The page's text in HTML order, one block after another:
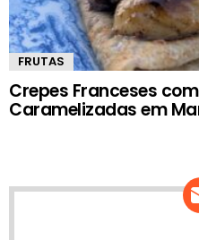
FRUTAS
Crepes Franceses
Caramelizadas em